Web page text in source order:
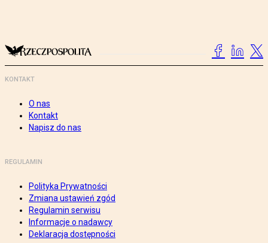
KONTAKT
O nas
Kontakt
Napisz do nas
REGULAMIN
Polityka Prywatności
Zmiana ustawień zgód
Regulamin serwisu
Informacje o nadawcy
Deklaracja dostępności